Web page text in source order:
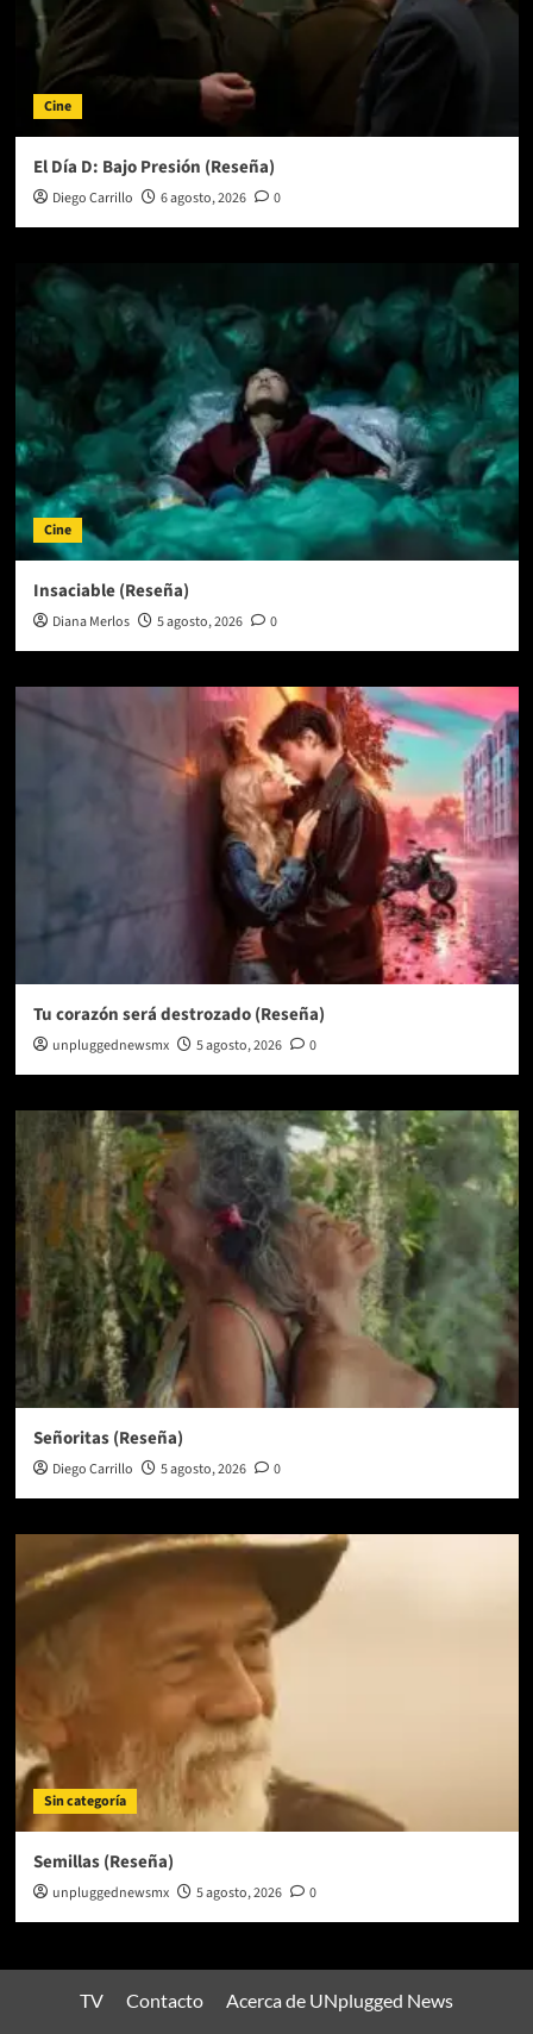
Cine
El Día D: Bajo Presión (Reseña)
Diego Carrillo 6 agosto, 2026 0
Cine
Insaciable (Reseña)
Diana Merlos 5 agosto, 2026 0
Tu corazón será destrozado (Reseña)
unpluggednewsmx 5 agosto, 2026 0
Señoritas (Reseña)
Diego Carrillo 5 agosto, 2026 0
Sin categoría
Semillas (Reseña)
unpluggednewsmx 5 agosto, 2026 0
TV Contacto Acerca de UNplugged News